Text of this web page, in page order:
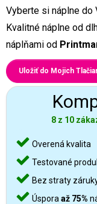
Vyberte si náplne do
Kvalitné náplne od
náplňami od
Uložiť do Mojich
8 z 10
Overená kvalita
Testované
Bez straty
Úspora až 75%